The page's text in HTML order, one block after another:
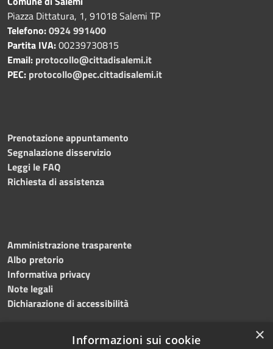
Piazza Dittatura, 1, 91018 Salemi TP
Telefono:0924 991400
Partita IVA:00239730815
Email: protocollo@cittadisalemi.it
PEC: protocollo@pec.cittadisalemi.it
Prenotazione appuntamento
Segnalazione disservizio
Leggi le FAQ
Richiesta di assistenza
Amministrazione trasparente
Albo pretorio
Informativa privacy
Note legali
Dichiarazione di accessibilità
×
Informazioni sui cookie